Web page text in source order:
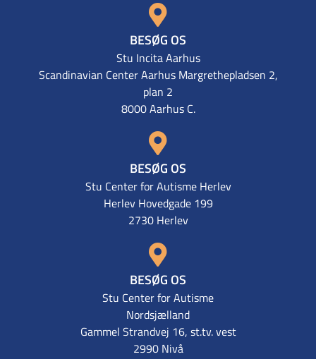
BESØG OS
Stu Incita Aarhus
Scandinavian Center Aarhus Margrethepladsen 2,
plan 2
8000 Aarhus C.
BESØG OS
Stu Center for Autisme Herlev
Herlev Hovedgade 199
2730 Herlev
BESØG OS
Stu Center for Autisme
Nordsjælland
Gammel Strandvej 16, st.tv. vest
2990 Nivå